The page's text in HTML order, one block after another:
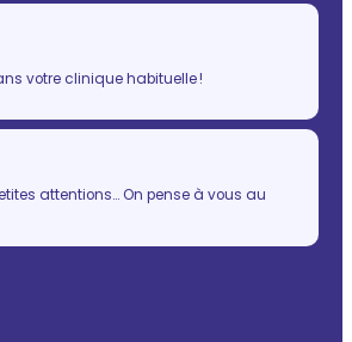
votre clinique habituelle !
attentions… On pense à vous au